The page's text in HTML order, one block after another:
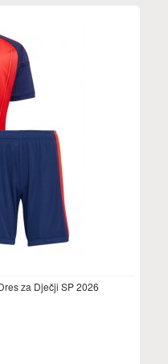
za Dječji SP 2026